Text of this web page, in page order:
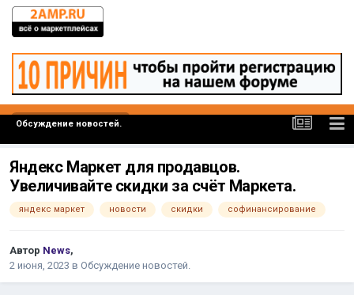
Обсуждение новостей.
Яндекс Маркет для продавцов.
Увеличивайте скидки за счёт Маркета.
яндекс маркет новости скидки софинансирование
Автор News,
2 июня, 2023 в Обсуждение новостей.